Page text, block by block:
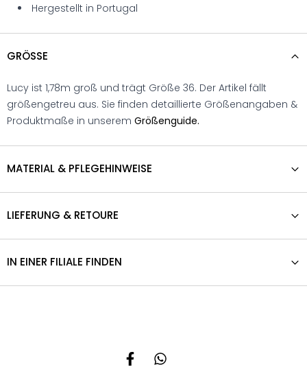
Hergestellt in Portugal
GRÖSSE
Lucy ist 1,78m groß und trägt Größe 36. Der Artikel fällt
größengetreu aus. Sie finden detaillierte Größenangaben &
Produktmaße in unserem Größenguide.
MATERIAL & PFLEGEHINWEISE
LIEFERUNG & RETOURE
IN EINER FILIALE FINDEN